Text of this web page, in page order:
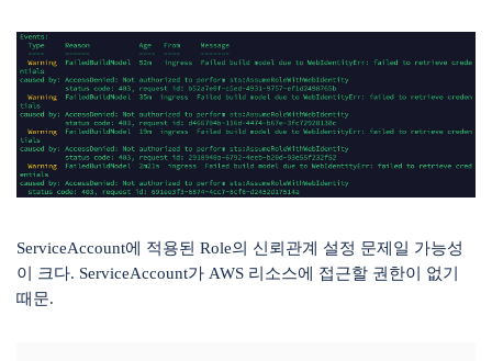
ServiceAccount에 적용된 Role의 신뢰관계 설정 문제일 가능성
이 크다. ServiceAccount가 AWS 리소스에 접근할 권한이 없기
때문.